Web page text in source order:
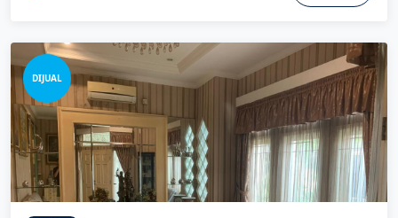
DIJUAL